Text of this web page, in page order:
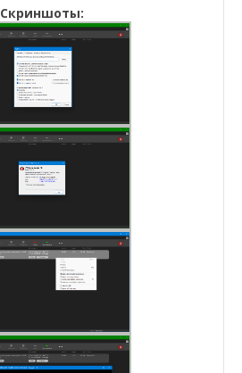
Скриншоты: